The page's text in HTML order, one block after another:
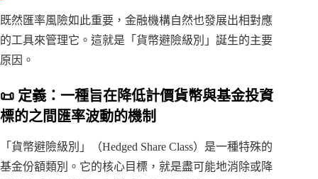
既然匯率風險如此重要，金融機構自然也發展出相對應
的工具來管理它。這就是「貨幣避險級別」誕生的主要
原因。
📜 定義：一種旨在降低計價貨幣與基金投資
標的之間匯率波動的機制
「貨幣避險級別」（Hedged Share Class）是一種特殊的
基金份額類別。它的核心目標，就是盡可能地消除或降